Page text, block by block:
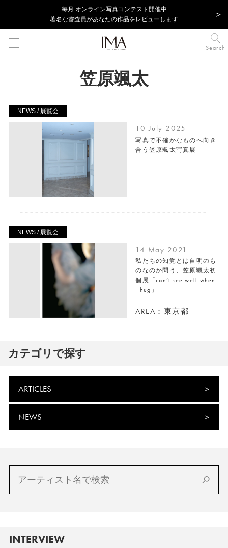
毎⽉ オンライン写真コンテスト開催中
著名な審査員があなたの作品をレビューします
Search
笠原颯太
NEWS / 展覧会
10 July 2025
写真で不確かなものへ向き
合う笠原颯太写真展
NEWS / 展覧会
14 May 2021
私たちの知覚とは自明のも
のなのか問う、笠原颯太初
個展「can’t see well when
I hug」
AREA：東京都
カテゴリで探す
ARTICLES
NEWS
INTERVIEW